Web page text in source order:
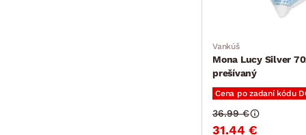
Vankúš
Mona Lucy Silver
prešívaný
Cena po zadaní kódu
31.44 €
36.99 €